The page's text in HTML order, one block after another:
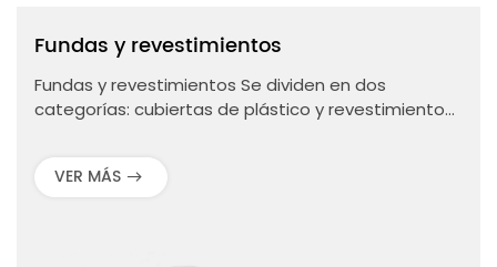
Fundas y revestimientos
Fundas y revestimientos Se dividen en dos
categorías: cubiertas de plástico y revestimientos
para prevenir el polvo, mientras que los
revestimientos de plástico sirven como
VER MÁS